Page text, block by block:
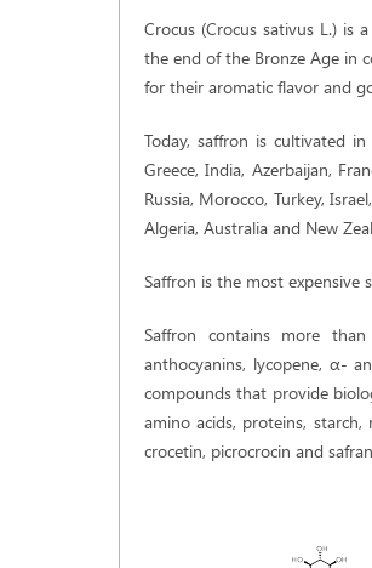
Crocus (Crocus sativus L.) is
the end of the Bronze Age in
for their aromatic flavor and
Today, saffron is cultivated
Greece, India, Azerbaijan,
Russia, Morocco, Turkey,
Algeria, Australia and New
Saffron is the most expensive
Saffron contains more
anthocyanins, lycopene, α-
compounds that provide
amino acids, proteins,
crocetin, picrocrocin and